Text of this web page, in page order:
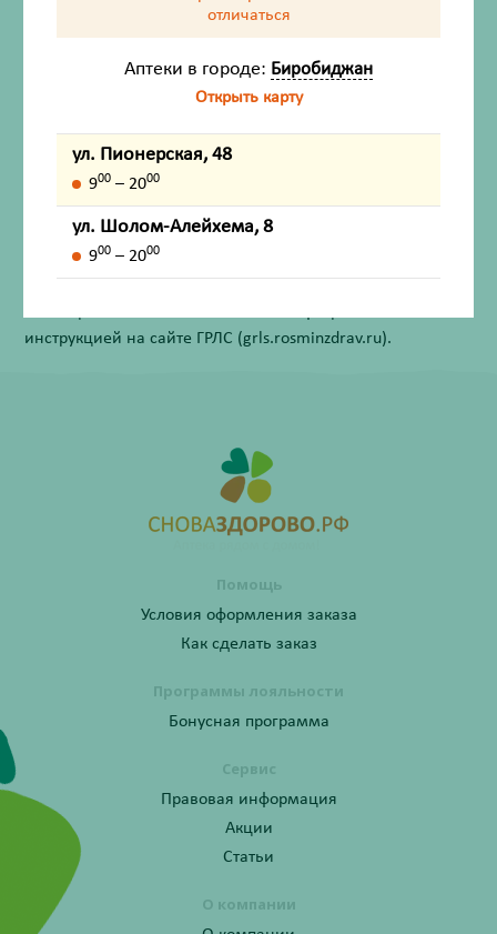
Способ применения
Внешний вид товара, упаковки, может отличаться от
изображения на фотографии.
Имеются противопоказания. Перед применением
инструкцией на сайте ГРЛС (grls.rosminzdrav.ru).
Помощь
Условия оформления заказа
Как сделать заказ
Программы лояльности
Бонусная программа
Сервис
Правовая информация
Акции
Статьи
О компании
отличаться
Аптеки в городе: Биробиджан
Открыть карту
ул. Пионерская, 48
900 – 2000
ул. Шолом-Алейхема, 8
900 – 2000